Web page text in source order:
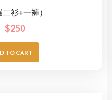
衫+一褲）
$250
TO CART